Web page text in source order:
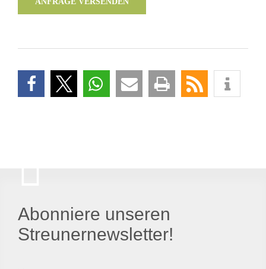
Abonniere unseren
Streunernewsletter!